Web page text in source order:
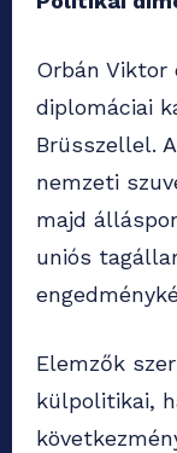
Orbán
diplomáciai
Brüsszellel.
nemzeti
majd
uniós
Elemzők
külpolitikai,